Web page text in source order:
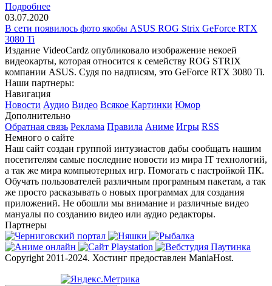
Подробнее
03.07.2020
В сети появилось фото якобы ASUS ROG Strix GeForce RTX
3080 Ti
Издание VideoCardz опубликовало изображение некоей
видеокарты, которая относится к семейству ROG STRIX
компании ASUS. Судя по надписям, это GeForce RTX 3080 Ti.
Наши партнеры:
Навигация
Новости Аудио Видео Всякое Картинки Юмор
Дополнительно
Обратная связь Реклама Правила Аниме Игры RSS
Немного о сайте
Наш сайт создан группой интузиастов дабы сообщать нашим
посетителям самые последние новости из мира IT технологий,
а так же мира компьютерных игр. Помогать с настройкой ПК.
Обучать пользователей различным програмным пакетам, а так
же просто расказывать о новых программах для создания
приложений. Не обошли мы внимание и различные видео
мануалы по созданию видео или аудио редакторы.
Партнеры
Copyright 2011-2024. Хостинг предоставлен ManiaHost.